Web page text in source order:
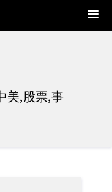
美,股票,事